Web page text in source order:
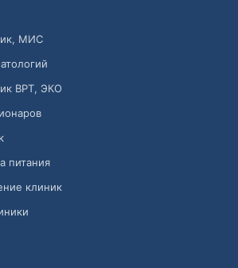
МИС
ВРТ, ЭКО
питания
клиник